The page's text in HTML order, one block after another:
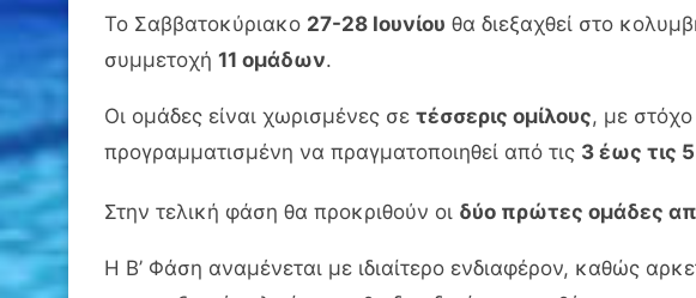
Το Σαββατοκύριακο 27-28 Ιουνίου θα διεξαχθεί στο
συμμετοχή 11 ομάδων.
Οι ομάδες είναι χωρισμένες σε τέσσερις ομίλους, με
προγραμματισμένη να πραγματοποιηθεί από τις 3 έως τις 5
Στην τελική φάση θα προκριθούν οι δύο πρώτες ομάδες
Η Β’ Φάση αναμένεται με ιδιαίτερο ενδιαφέρον, καθώς